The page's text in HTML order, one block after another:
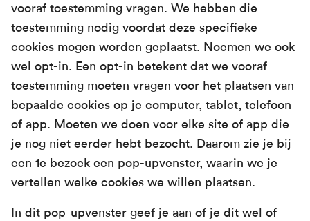
vooraf toestemming vragen. We hebben die
toestemming nodig voordat deze specifieke
cookies mogen worden geplaatst. Noemen we ook
wel opt-in. Een opt-in betekent dat we vooraf
toestemming moeten vragen voor het plaatsen van
bepaalde cookies op je computer, tablet, telefoon
of app. Moeten we doen voor elke site of app die
je nog niet eerder hebt bezocht. Daarom zie je bij
een 1e bezoek een pop-upvenster, waarin we je
vertellen welke cookies we willen plaatsen.
In dit pop-upvenster geef je aan of je dit wel of